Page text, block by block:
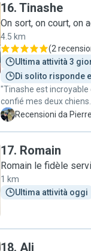
déroulée. Sa fiabilité, son amour pour les animaux et
sa douceur se
chienne très en
chaque fois! Bref, vous
fermés !☺️"
16. Tinashe
On sort, on court, on
4.5 km
(2
Ultima attività 3
Di solito risponde
"Tinashe est incroyable
P Recensioni da Pierre
17. Romain
Romain le fidèle
1 km
Ultima attività oggi
18. Ali